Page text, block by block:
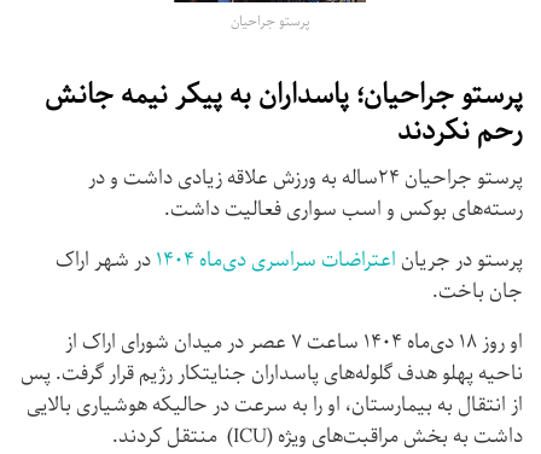
پرستو جراحیان
پرستو جراحیان؛ پاسداران به پیکر نیمه جانش
رحم نکردند
پرستو جراحیان ۲۴ساله به ورزش علاقه زیادی داشت و در
رسته‌های بوکس و اسب سواری فعالیت داشت.
پرستو در جریان اعتراضات سراسری دی‌ماه ۱۴۰۴
در شهر اراک
جان باخت.
او روز ۱۸ دی‌ماه ۱۴۰۴ ساعت ۷ عصر در میدان شورای اراک از
ناحیه پهلو هدف گلوله‌های پاسداران جنایتکار رژیم قرار گرفت. پس
از انتقال به بیمارستان، او را به سرعت در حالیکه هوشیاری بالایی
داشت به بخش مراقبت‌های ویژه (ICU) منتقل کردند.